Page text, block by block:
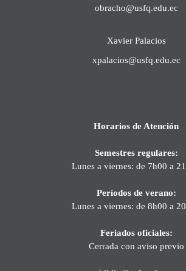
obracho@usfq.edu.ec
Xavier Palacios
xpalacios@usfq.edu.ec
Horarios de Atención
Semestres regulares:
Lunes a viernes: de 7h00 a
Períodos de verano:
Lunes a viernes: de 8h00 a
Feriados oficiales:
Cerrada con aviso previo